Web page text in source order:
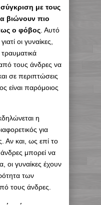
με τους
βιώνουν πιο
ο φόβος . Αυτό
οι γυναίκες,
τους άνδρες να
σε περιπτώσεις
είναι παρόμοιος
η
για
Αν και, ως επί το
άνδρες μπορεί να
οι γυναίκες έχουν
των
τους άνδρες.